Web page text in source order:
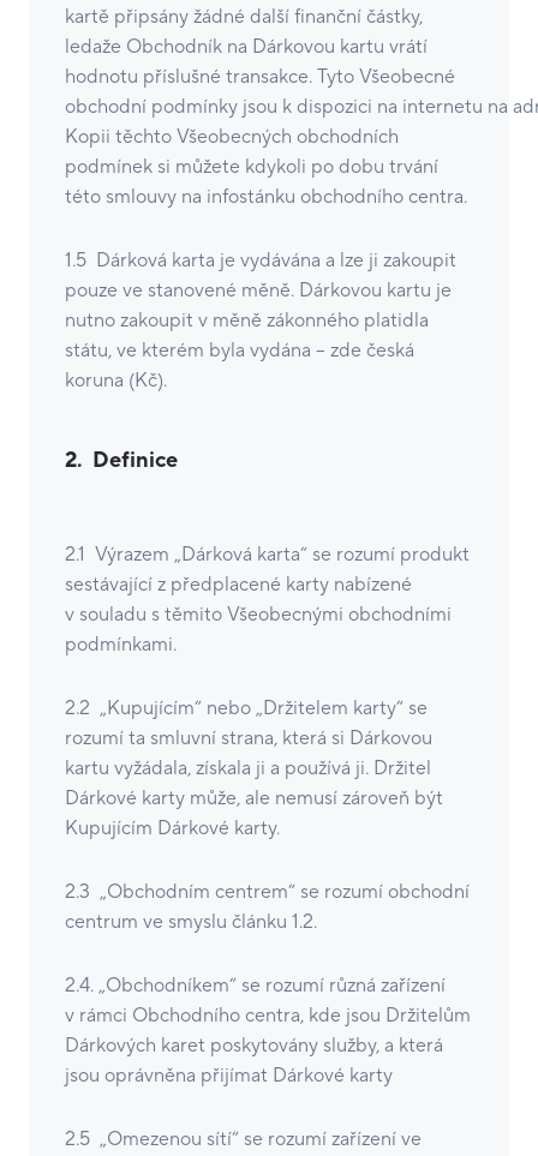
kartě připsány žádné další finanční částky,
ledaže Obchodník na Dárkovou kartu vrátí
hodnotu příslušné transakce. Tyto Všeobecné
obchodní podmínky jsou k dispozici na internetu na
Kopii těchto Všeobecných obchodních
podmínek si můžete kdykoli po dobu trvání
této smlouvy na infostánku obchodního centra.
1.5 Dárková karta je vydávána a lze ji zakoupit
pouze ve stanovené měně. Dárkovou kartu je
nutno zakoupit v měně zákonného platidla
státu, ve kterém byla vydána – zde česká
koruna (Kč).
2. Definice
2.1 Výrazem „Dárková karta“ se rozumí produkt
sestávající z předplacené karty nabízené
v souladu s těmito Všeobecnými obchodními
podmínkami.
2.2 „Kupujícím“ nebo „Držitelem karty“ se
rozumí ta smluvní strana, která si Dárkovou
kartu vyžádala, získala ji a používá ji. Držitel
Dárkové karty může, ale nemusí zároveň být
Kupujícím Dárkové karty.
2.3 „Obchodním centrem“ se rozumí obchodní
centrum ve smyslu článku 1.2.
2.4. „Obchodníkem“ se rozumí různá zařízení
v rámci Obchodního centra, kde jsou Držitelům
Dárkových karet poskytovány služby, a která
jsou oprávněna přijímat Dárkové karty
2.5 „Omezenou sítí“ se rozumí zařízení ve